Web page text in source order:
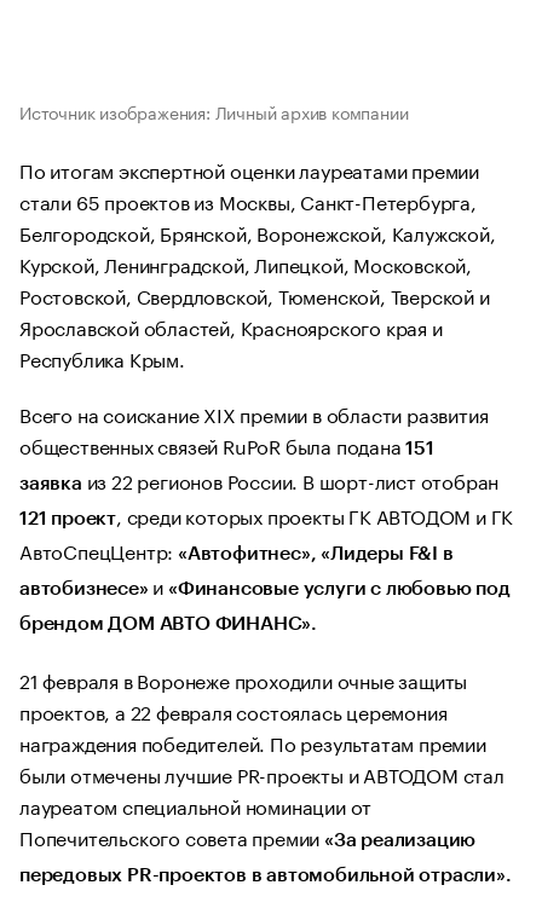
Источник изображения: Личный архив компании
По итогам экспертной оценки лауреатами премии
стали 65 проектов из Москвы, Санкт-Петербурга,
Белгородской, Брянской, Воронежской, Калужской,
Курской, Ленинградской, Липецкой, Московской,
Ростовской, Свердловской, Тюменской, Тверской и
Ярославской областей, Красноярского края и
Республика Крым.
Всего на соискание XIX премии в области развития
общественных связей RuPoR была подана151
заявка из 22 регионов России. В шорт-лист отобран
121 проект, среди которых проекты ГК АВТОДОМ и ГК
АвтоСпецЦентр: «Автофитнес», «Лидеры F&I в
автобизнесе» и «Финансовые услуги с любовью под
брендом ДОМ АВТО ФИНАНС».
21 февраля в Воронеже проходили очные защиты
проектов, а 22 февраля состоялась церемония
награждения победителей. По результатам премии
были отмечены лучшие PR-проекты и АВТОДОМ стал
лауреатом специальной номинации от
Попечительского совета премии «За реализацию
передовых PR-проектов в автомобильной отрасли».